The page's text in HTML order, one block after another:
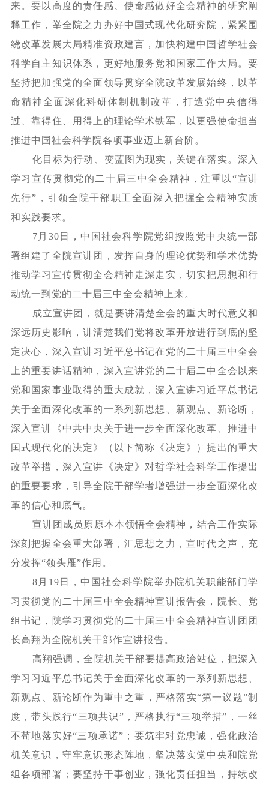
来。要以高度的责任感、使命感做好全会精神的研究阐
释工作，举全院之力办好中国式现代化研究院，紧紧围
绕改革发展大局精准资政建言，加快构建中国哲学社会
科学自主知识体系，更好地服务党和国家工作大局。要
坚持把加强党的全面领导贯穿全院改革发展始终，以革
命精神全面深化科研体制机制改革，打造党中央信得
过、靠得住、用得上的理论学术铁军，以更强使命担当
推进中国社会科学院各项事业迈上新台阶。
化目标为行动、变蓝图为现实，关键在落实。深入
学习宣传贯彻党的二十届三中全会精神，注重以“宣讲
先行”，引领全院干部职工全面深入把握全会精神实质
和实践要求。
7月30日，中国社会科学院党组按照党中央统一部
署组建了全院宣讲团，发挥自身的理论优势和学术优势
推动学习宣传贯彻全会精神走深走实，切实把思想和行
动统一到党的二十届三中全会精神上来。
成立宣讲团，就是要讲清楚全会的重大时代意义和
深远历史影响，讲清楚我们党将改革开放进行到底的坚
定决心，深入宣讲习近平总书记在党的二十届三中全会
上的重要讲话精神，深入宣讲党的二十届二中全会以来
党和国家事业取得的重大成就，深入宣讲习近平总书记
关于全面深化改革的一系列新思想、新观点、新论断，
深入宣讲《中共中央关于进一步全面深化改革、推进中
国式现代化的决定》（以下简称《决定》）提出的重大
改革举措，深入宣讲《决定》对哲学社会科学工作提出
的重要要求，引导全院干部学者增强进一步全面深化改
革的信心和底气。
宣讲团成员原原本本领悟全会精神，结合工作实际
深刻把握全会重大部署，汇思想之力，宣时代之声，充
分发挥“领头雁”作用。
8月19日，中国社会科学院举办院机关职能部门学
习贯彻党的二十届三中全会精神宣讲报告会，院长、党
组书记，院学习贯彻党的二十届三中全会精神宣讲团团
长高翔为全院机关干部作宣讲报告。
高翔强调，全院机关干部要提高政治站位，把深入
学习习近平总书记关于全面深化改革的一系列新思想、
新观点、新论断作为重中之重，严格落实“第一议题”制
度，带头践行“三项共识”，严格执行“三项举措”，一丝
不苟地落实好“三项承诺”；要筑牢对党忠诚，强化政治
机关意识，守牢意识形态阵地，坚决落实党中央和院党
组各项部署；要坚持干事创业，强化责任担当，持续改